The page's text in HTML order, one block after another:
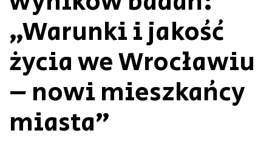
„Warunki i jakość
życia we Wrocławiu
– nowi mieszkańcy
miasta”